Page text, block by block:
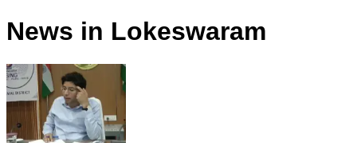
News in Lokeswaram